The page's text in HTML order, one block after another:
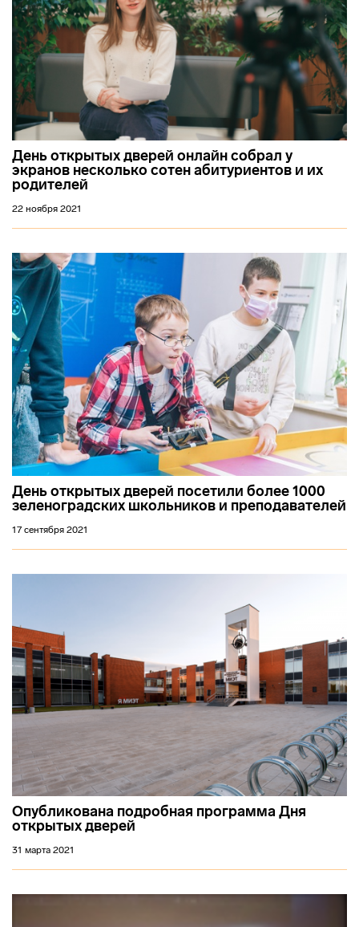
День открытых дверей онлайн собрал у
экранов несколько сотен абитуриентов и их
родителей
22 ноября 2021
День открытых дверей посетили более 1000
зеленоградских школьников и преподавателей
17 сентября 2021
Опубликована подробная программа Дня
открытых дверей
31 марта 2021